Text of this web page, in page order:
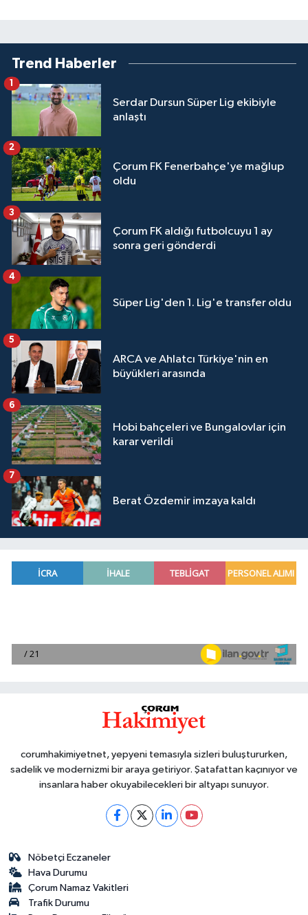
Trend Haberler
Serdar Dursun Süper Lig ekibiyle
anlaştı
1
Çorum FK Fenerbahçe'ye mağlup
oldu
2
Çorum FK aldığı futbolcuyu 1 ay
sonra geri gönderdi
3
Süper Lig'den 1. Lig'e transfer oldu
4
ARCA ve Ahlatcı Türkiye'nin en
büyükleri arasında
5
Hobi bahçeleri ve Bungalovlar için
karar verildi
6
Berat Özdemir imzaya kaldı
7
corumhakimiyetnet, yepyeni temasıyla sizleri buluştururken,
sadelik ve modernizmi bir araya getiriyor. Şatafattan kaçınıyor ve
insanlara haber okuyabilecekleri bir altyapı sunuyor.
Nöbetçi Eczaneler
Hava Durumu
Çorum Namaz Vakitleri
Trafik Durumu